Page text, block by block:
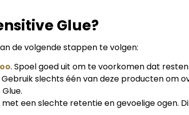
Glue?
de volgende stappen te volgen:
. Spoel goed uit om te voorkomen dat
Gebruik slechts één van deze producten om
een slechte retentie en gevoelige ogen.